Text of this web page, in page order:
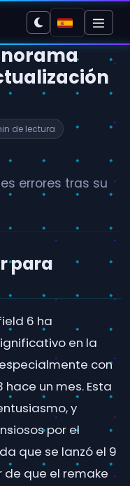
de lectura
errores tras su
para
6 ha
en la
con
un mes. Esta
y
por el
que se lanzó el 9
de que el remake